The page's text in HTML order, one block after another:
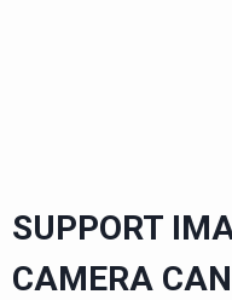
SUPPORT
CAMERA